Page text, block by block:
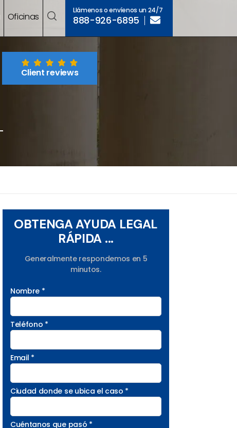
Oficinas
Llámenos o envíenos un 24/7
888-926-6895
Client reviews
OBTENGA AYUDA LEGAL
RÁPIDA ...
Generalmente respondemos en 5
minutos.
Nombre *
Teléfono *
Email *
Ciudad donde se ubica el caso *
Cuéntanos que pasó *